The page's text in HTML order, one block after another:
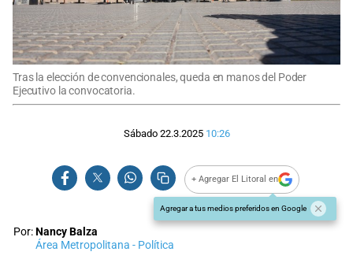
Tras la elección de convencionales, queda en manos del Poder
Ejecutivo la convocatoria.
Sábado 22.3.2025 10:26
+ Agregar El Litoral en
Agregar a tus medios preferidos en Google
Por:Nancy Balza
Área Metropolitana - Política